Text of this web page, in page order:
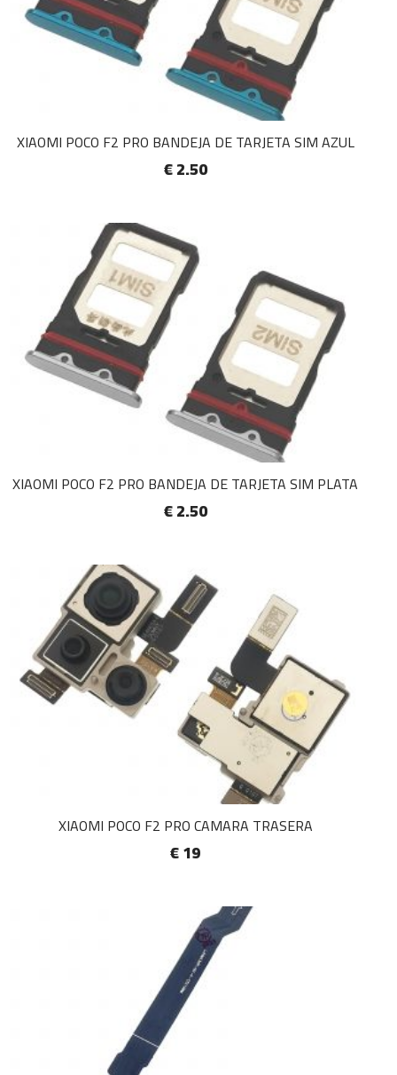
XIAOMI POCO F2 PRO BANDEJA DE TARJETA SIM AZUL
€ 2.50
XIAOMI POCO F2 PRO BANDEJA DE TARJETA SIM PLATA
€ 2.50
XIAOMI POCO F2 PRO CAMARA TRASERA
€ 19